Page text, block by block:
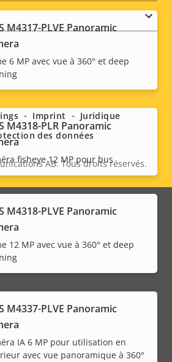
M4317-PLVE Panoramic
6 MP avec vue à 360° et deep
M4318-PLR Panoramic
fisheye 12 MP pour bus
M4318-PLVE Panoramic
12 MP avec vue à 360° et deep
M4337-PLVE Panoramic
IA 6 MP pour utilisation en
avec vue panoramique à 360°
AB. Tous droits réservés.
Imprint
Juridique
des données